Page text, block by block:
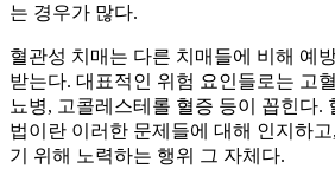
는 경우가 많다.
혈관성 치매는 다른 치매들에 비해 예
받는다. 대표적인 위험 요인들로는 고
뇨병, 고콜레스테롤 혈증 등이 꼽힌다.
법이란 이러한 문제들에 대해 인지하
기 위해 노력하는 행위 그 자체다.